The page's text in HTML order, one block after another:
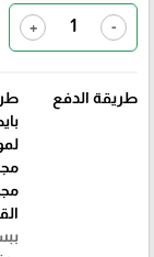
-
+
طريقة الدفع
القدس: